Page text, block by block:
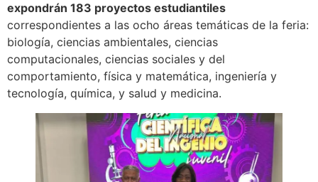
expondrán 183 proyectos estudiantiles
correspondientes a las ocho áreas temáticas de la feria:
biología, ciencias ambientales, ciencias
computacionales, ciencias sociales y del
comportamiento, física y matemática, ingeniería y
tecnología, química, y salud y medicina.